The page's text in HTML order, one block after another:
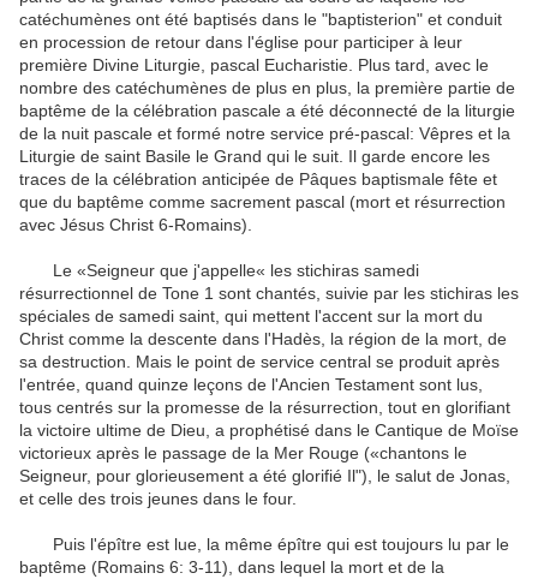
catéchumènes ont été baptisés dans le "baptisterion" et conduit
en procession de retour dans l'église pour participer à leur
première Divine Liturgie pascal Eucharistie Plus tard, avec le
nombre des catéchumènes de plus en plus la première partie de
baptême de la célébration pascale a été déconnecté de la liturgie
de la nuit pascale et formé notre service pré-pascal: Vêpres et la
Liturgie de saint Basile le Grand qui le suit Il garde encore les
traces de la célébration anticipée de Pâques baptismale fête et
que du baptême comme sacrement pascal (mort et résurrection
avec Jésus Christ 6-Romains)
Le «Seigneur que j'appelle« les stichiras samedi
résurrectionnel de Tone 1 sont chantés suivie par les stichiras les
spéciales de samedi saint qui mettent l'accent sur la mort du
Christ comme la descente dans l'Hadès la région de la mort de
sa destruction
Mais le point de service central se produit après
l'entrée quand quinze leçons de l'Ancien Testament sont lus
tous centrés sur la promesse de la résurrection tout en glorifiant
la victoire ultime de Dieu , a prophétisé dans le Cantique de Moïse
victorieux après le passage de la Mer Rouge («chantons le
Seigneur, pour glorieusement a été glorifié Il") le salut de Jonas
et celle des trois jeunes dans le four.
Puis l'épître est lue la même épître qui est toujours lu par le
baptême (Romains 6: 3-11) dans lequel la mort et de la